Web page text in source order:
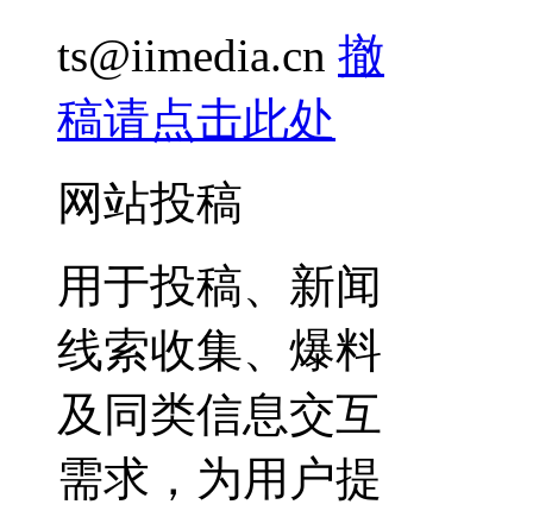
ts@iimedia.cn 撤
稿请点击此处
网站投稿
用于投稿、新闻
线索收集、爆料
及同类信息交互
需求，为用户提